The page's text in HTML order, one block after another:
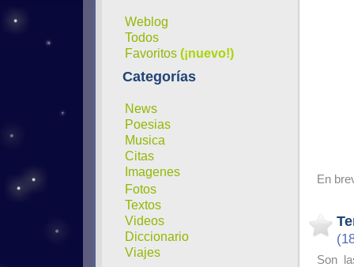
Weblog
Todos
Favoritos (¡nuevo!)
Categorías
News
Poesias
Musica
Citas
Imagenes
Fotos
Textos
Videos
Diccionario
Viajes
En
Son